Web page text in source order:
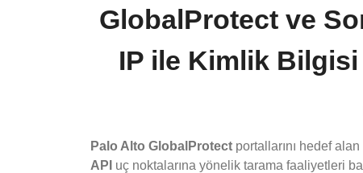
GlobalProtect ve
IP ile Kimlik Bilgisi
Palo Alto GlobalProtect portallarını hedef
API uç noktalarına yönelik tarama faaliyetleri